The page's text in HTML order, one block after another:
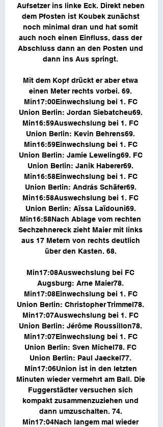
Aufsetzer ins linke Eck. Direkt neben
dem Pfosten ist Koubek zunächst
noch minimal dran und hat somit
auch noch einen Einfluss, dass der
Abschluss dann an den Posten und
dann ins Aus springt.
Mit dem Kopf drückt er aber etwa
einen Meter rechts vorbei. 69.
Min17:00Einwechslung bei 1. FC
Union Berlin: Jordan Siebatcheu69.
Min16:59Auswechslung bei 1. FC
Union Berlin: Kevin Behrens69.
Min16:59Einwechslung bei 1. FC
Union Berlin: Jamie Leweling69. FC
Union Berlin: Janik Haberer69.
Min16:58Einwechslung bei 1. FC
Union Berlin: András Schäfer69.
Min16:58Auswechslung bei 1. FC
Union Berlin: Aïssa Laïdouni69.
Min16:58Nach Ablage vom rechten
Sechzehnereck zieht Maier mit links
aus 17 Metern von rechts deutlich
über den Kasten. 68.
Min17:08Auswechslung bei FC
Augsburg: Arne Maier78.
Min17:08Einwechslung bei 1. FC
Union Berlin: Christopher Trimmel78.
Min17:07Auswechslung bei 1. FC
Union Berlin: Jérôme Roussillon78.
Min17:07Einwechslung bei 1. FC
Union Berlin: Sven Michel78. FC
Union Berlin: Paul Jaeckel77.
Min17:06Union ist in den letzten
Minuten wieder vermehrt am Ball. Die
Fuggerstädter versuchen sich
kompakt zusammenzuziehen und
dann umzuschalten. 74.
Min17:04Nach langem mal wieder